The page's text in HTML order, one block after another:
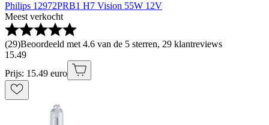
Philips 12972PRB1 H7 Vision 55W 12V
Meest verkocht
(29)Beoordeeld met 4.6 van de 5 sterren, 29 klantreviews
15.49
Prijs: 15.49 euro